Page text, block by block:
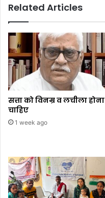
Related Articles
सत्ता को विनम्र व लचीला होना
चाहिए
1 week ago